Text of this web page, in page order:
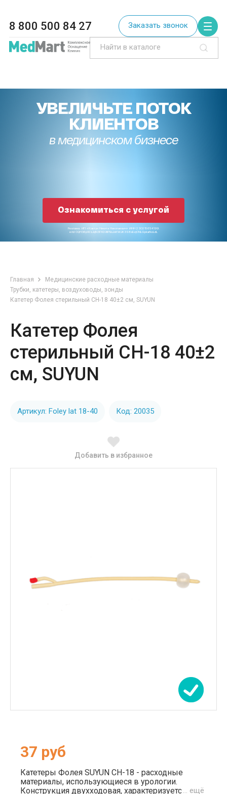
8 800 500 84 27 Заказать звонок
УВЕЛИЧЬТЕ ПОТОК
КЛИЕНТОВ
в медицинском бизнесе
Ознакомиться с услугой
Реклама. ИП «Ковтун Никита Николаевич» ИНН 230215654199.
erid CQH36pWzJqN3F4D9iFNoJoKWJK3S8xEzjCNLGpkafkoLdL
Главная
Медицинские расходные материалы
Трубки, катетеры, воздуховоды, зонды
Катетер Фолея стерильный СН-18 40±2 см, SUYUN
Катетер Фолея
стерильный СН-18 40±2
см, SUYUN
Артикул: Foley lat 18-40 Код: 20035
Добавить в избранное
37 руб
Катетеры Фолея SUYUN СН-18 - расходные
материалы, использующиеся в урологии.
Конструкция двухходовая, характеризуется… ещё